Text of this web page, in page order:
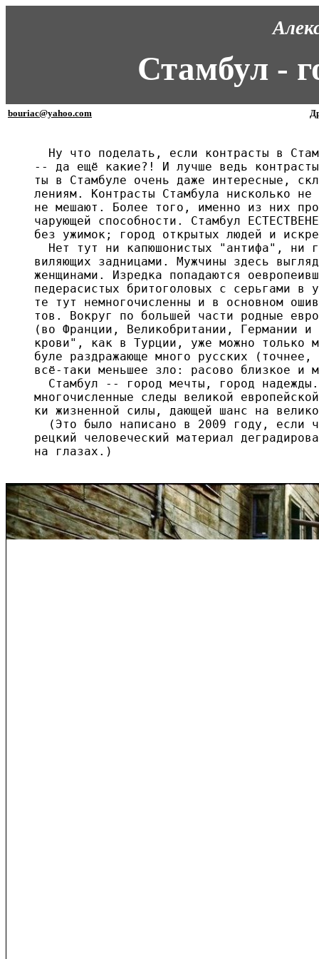
Стамбул -
bouriac@yahoo.com
Ну что поделать, если контрасты в
-- да ещё какие?! И лучше ведь
ты в Стамбуле очень даже интересные,
лениям. Контрасты Стамбула нисколько
не мешают. Более того, именно из них
чарующей способности. Стамбул
без ужимок; город открытых людей и
Нет тут ни капюшонистых "антифа", ни
виляющих задницами. Мужчины здесь
женщинами. Изредка попадаются
педерасистых бритоголовых с серьгами
те тут немногочисленны и в основном
тов. Вокруг по большей части родные
(во Франции, Великобритании,
крови", как в Турции, уже можно только
буле раздражающе много русских
всё-таки меньшее зло: расово близкое и
Стамбул -- город мечты, город
многочисленные следы великой
ки жизненной силы, дающей шанс на
(Это было написано в 2009 году, если
рецкий человеческий материал
на глазах.)